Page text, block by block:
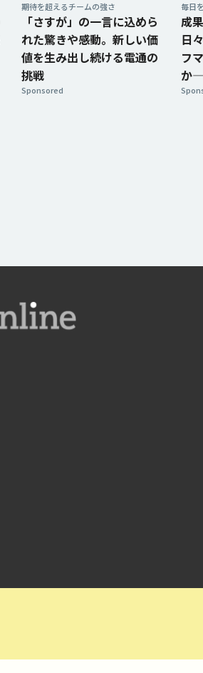
期待を超えるチームの強さ
「さすが」の一言に込めら
れた驚きや感動。新しい価
値を生み出し続ける電通の
挑戦
Sponsored
毎日
成
日
フ
か